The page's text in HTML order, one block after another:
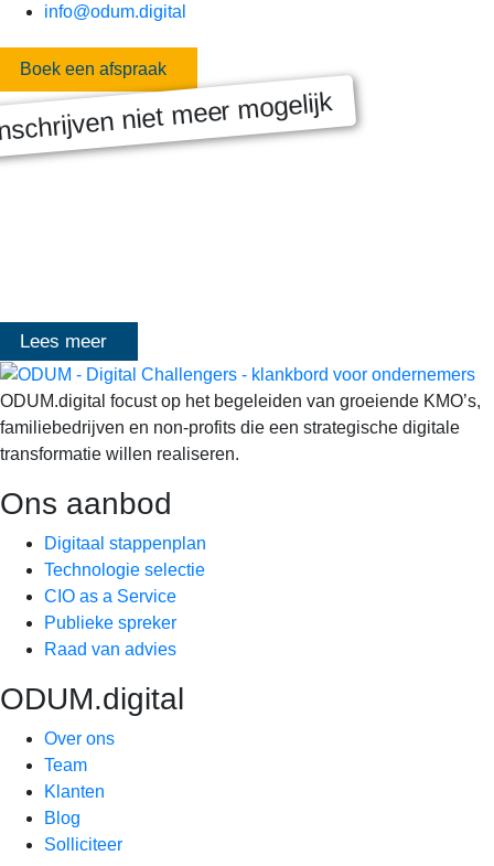
info@odum.digital
Boek een afspraak
niet meer mogelijk
MASTERCLASS 2025
Lees meer
ODUM.digital focust op het begeleiden van groeiende KMO’s,
familiebedrijven en non-profits die een strategische digitale
transformatie willen realiseren.
Ons aanbod
Digitaal stappenplan
Technologie selectie
CIO as a Service
Publieke spreker
Raad van advies
ODUM.digital
Over ons
Team
Klanten
Blog
Solliciteer